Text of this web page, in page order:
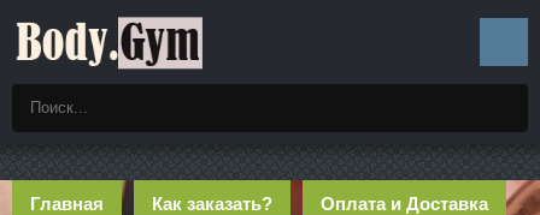
Главная Как заказать? Оплата и Доставка